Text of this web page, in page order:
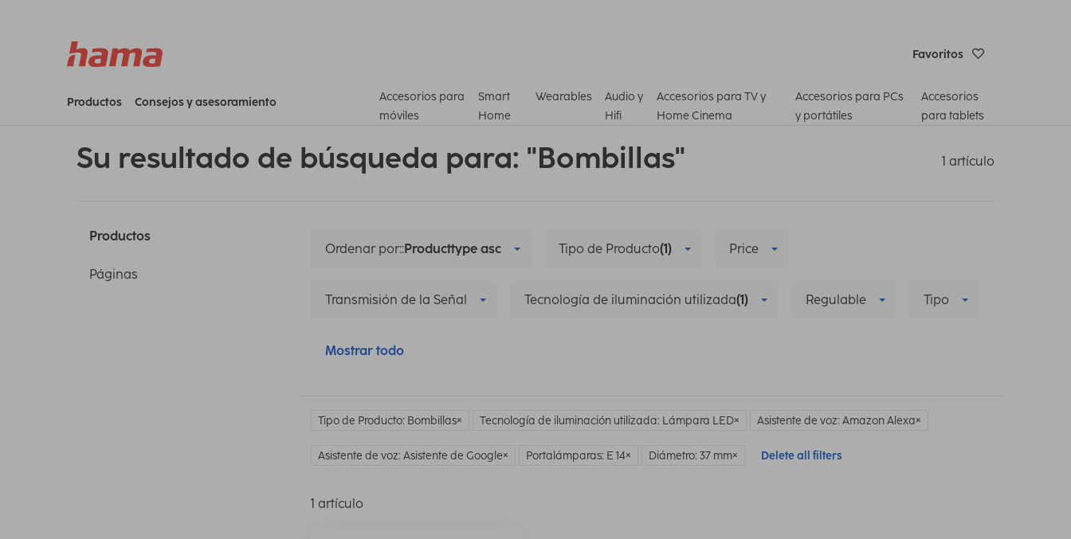
Favoritos
Productos Consejos y asesoramiento
Accesorios para
móviles
Smart
Home
Wearables
Audio y
Hifi
Accesorios para TV y
Home Cinema
Accesorios para PCs
y portátiles
Accesorios
para tablets
Su resultado de búsqueda para: "Bombillas" 1 artículo
Productos
Páginas
Ordenar por::Producttype asc Tipo de Producto(1) Price
Transmisión de la Señal Tecnología de iluminación utilizada(1) Regulable Tipo
Mostrar todo
Tipo de Producto: Bombillas Tecnología de iluminación utilizada: Lámpara LED Asistente de voz: Amazon Alexa
Asistente de voz: Asistente de Google Portalámparas: E 14 Diámetro: 37 mm Delete all filters
1 artículo